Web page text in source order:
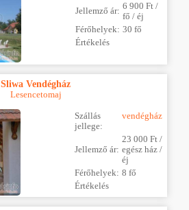
Jellemző ár: 6 900 Ft /
fő / éj
Férőhelyek: 30 fő
Értékelés
Sliwa Vendégház
Lesencetomaj
Szállás
jellege:
vendégház
Jellemző ár:
23 000 Ft /
egész ház /
éj
Férőhelyek: 8 fő
Értékelés